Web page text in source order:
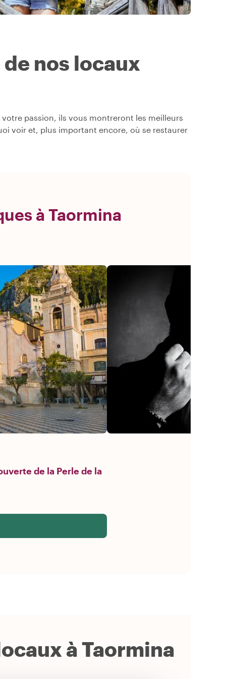
nos locaux
passion, ils vous montreront les meilleurs
voir et, plus important encore, où se restaurer
à Taormina
de la Perle de la
à Taormina